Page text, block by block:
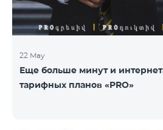
22 May
Еще больше минут и
тарифных планов «PRO»